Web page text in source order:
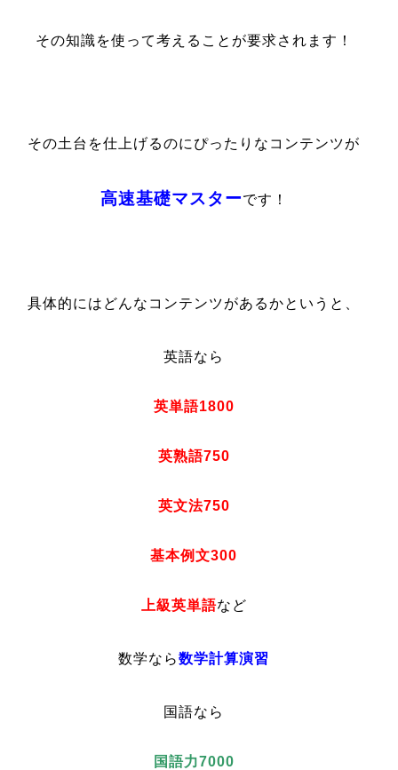
その知識を使って考えることが要求されます！
その土台を仕上げるのにぴったりなコンテンツが
高速基礎マスターです！
具体的にはどんなコンテンツがあるかというと、
英語なら
英単語1800
英熟語750
英文法750
基本例文300
上級英単語など
数学なら数学計算演習
国語なら
国語力7000